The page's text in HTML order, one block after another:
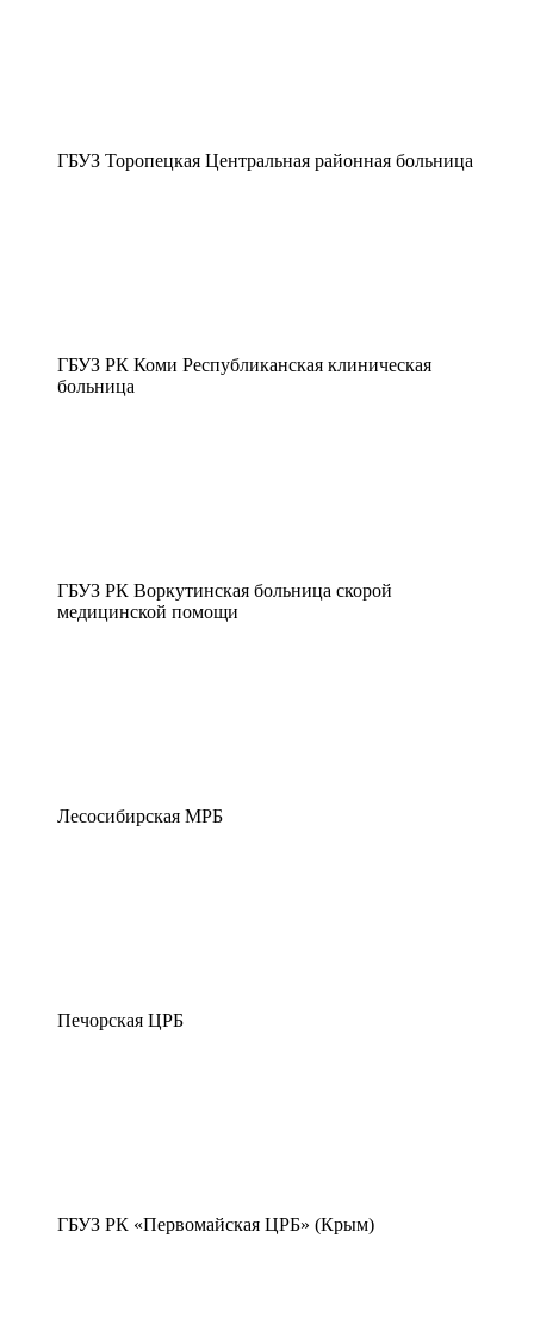
ГБУЗ Торопецкая Центральная районная больница
ГБУЗ РК Коми Республиканская клиническая
больница
ГБУЗ РК Воркутинская больница скорой
медицинской помощи
Лесосибирская МРБ
Печорская ЦРБ
ГБУЗ РК «Первомайская ЦРБ» (Крым)